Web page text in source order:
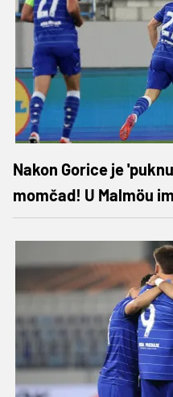
Nakon Gorice je
momčad! U Malmöu